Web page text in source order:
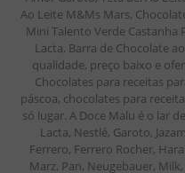
Ao Leite M&Ms Mars,
Mini Talento Verde Castanha
Lacta, Barra de Chocolate
qualidade, preço baixo e
Chocolates para receitas
páscoa, chocolates para
só lugar. A Doce Malu é o lar
Lacta, Nestlé, Garoto,
Ferrero, Ferrero Rocher,
Marz, Pan, Neugebauer,